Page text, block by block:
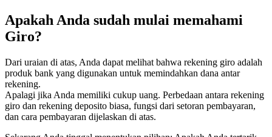
Apakah Anda sudah mulai memahami
Giro?
Dari uraian di atas, Anda dapat melihat bahwa rekening giro adalah
produk bank yang digunakan untuk memindahkan dana antar
rekening.
Apalagi jika Anda memiliki cukup uang. Perbedaan antara rekening
giro dan rekening deposito biasa, fungsi dari setoran pembayaran,
dan cara pembayaran dijelaskan di atas.